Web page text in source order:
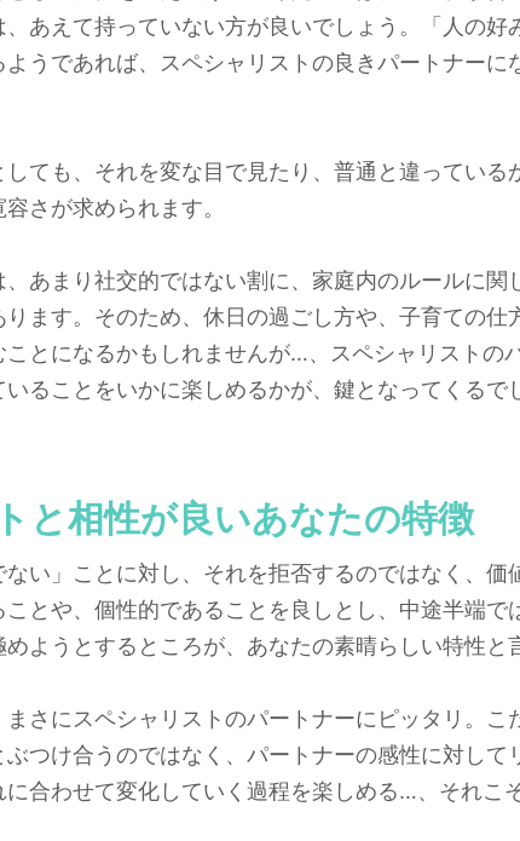
、あえて持っていない方が良いでしょう。「人の好
うであれば、スペシャリストの良きパートナーに
ても、それを変な目で見たり、普通と違っている
さが求められます。
あまり社交的ではない割に、家庭内のルールに関
ます。そのため、休日の過ごし方や、子育ての仕
とになるかもしれませんが…、スペシャリストの
ることをいかに楽しめるかが、鍵となってくるで
と相性が良いあなたの特徴
い」ことに対し、それを拒否するのではなく、価
とや、個性的であることを良しとし、中途半端で
ようとするところが、あなたの素晴らしい特性と
さにスペシャリストのパートナーにピッタリ。こ
つけ合うのではなく、パートナーの感性に対して
合わせて変化していく過程を楽しめる…、それこ